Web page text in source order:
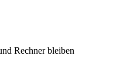
Rechner bleiben